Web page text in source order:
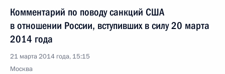
Комментарий по поводу санкций США
в отношении России, вступивших в силу 20 марта
2014 года
21 марта 2014 года, 15:15
Москва